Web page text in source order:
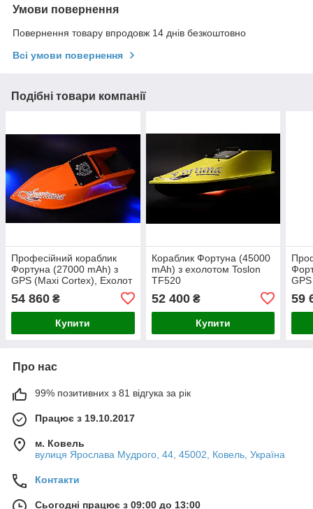
Умови повернення
Повернення товару впродовж 14 днів безкоштовно
Всі умови повернення
Подібні товари компанії
Професійний кораблик
Фортуна (27000 mAh) з
GPS (Maxi Cortex), Ехолот
54 860 ₴
Купити
Кораблик Фортуна (45000
mAh) з ехолотом Toslon
TF520
52 400₴
Купити
59
Про нас
99% позитивних з 81 відгука за рік
Працює з 19.10.2017
м. Ковель
вулиця Ярослава Мудрого, 44, 45002, Ковель, Україна
Контакти
Сьогодні працює з 09:00 до 13:00